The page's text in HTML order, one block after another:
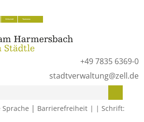
+49 7835 6369-0
stadtverwaltung@zell.de
Sprache | Barrierefreiheit Schrift:
Wirtschaft Tourismus